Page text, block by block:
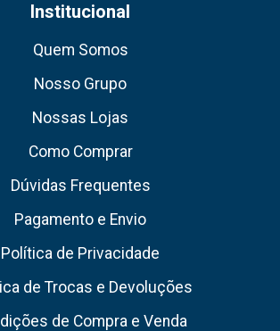
Institucional
Quem Somos
Nosso Grupo
Nossas Lojas
Como Comprar
Dúvidas Frequentes
Pagamento e Envio
Política de Privacidade
de Trocas e Devoluções
de Compra e Venda